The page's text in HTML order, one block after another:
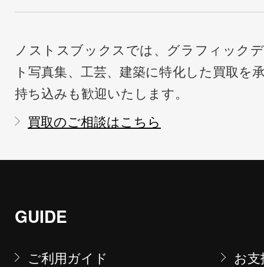
ノストスブックスでは、グラフィック
ト写真集、工芸、建築に特化した買取を
持ち込みも歓迎いたします。
買取のご相談はこちら
GUIDE
ご利用ガイド
お